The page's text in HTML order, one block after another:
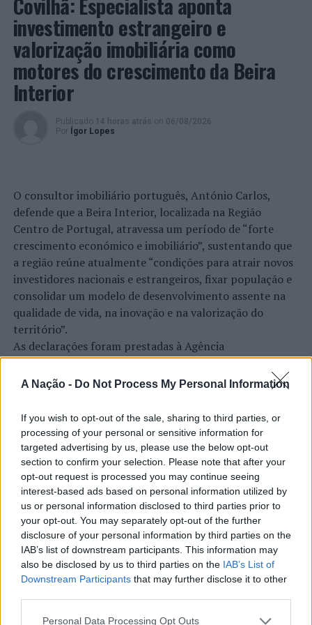
A Nação - Do Not Process My Personal Information
If you wish to opt-out of the sale, sharing to third parties, or
processing of your personal or sensitive information for
targeted advertising by us, please use the below opt-out
section to confirm your selection. Please note that after your
opt-out request is processed you may continue seeing
interest-based ads based on personal information utilized by
us or personal information disclosed to third parties prior to
your opt-out. You may separately opt-out of the further
disclosure of your personal information by third parties on the
IAB’s list of downstream participants. This information may
also be disclosed by us to third parties on the IAB’s List of
Downstream Participants that may further disclose it to other
Personal Data Processing Opt Outs
13h00 e das 14h00 às 18h00.
Nos últimos anos, a cidade de Viana do Castelo tem sido
palco de várias competições de Voleibol – Final 4 da
Taça de Portugal (masculinos e femininos), por
exemplo, sendo ainda local privilegiado de estágio das
seleções nacionais.
Foto: CMVC.
VIANA DO CASTELO
VOLEIBOL
PRÓXIMO
Vagos “pedala” para o futuro
Braga: Detido por posse de arma proibida
investimento estrangeiro e
valorização imobiliária como
motores do crescimento da Beira
Interior
Publicado 14 horas atrás on 06/08/2026
Por
Ígor Lopes
O consultor imobiliário português, António Carlos,
defende que a Beira Interior, localizada na Região
Centro de Portugal, atravessa um período de “forte
crescimento económico e imobiliário”, sustentando que
a região reúne atualmente “condições para atrair novos
investidores nacionais e estrangeiros, fixar população e
consolidar um modelo de desenvolvimento assente na
qualidade de vida, na inovação e na valorização do
território”.
As declarações foram prestadas à Agência
Incomparáveis no âmbito de mais uma edição da Feira de
São Tiago, que decorreu entre os dias 16 e 26 de julho,
certames populares de Portugal. Com origens medievais
e realizada anualmente na “Cidade Neve”, a feira conjuga
tradição, atividade económica, comércio, gastronomia,
animação cultural e divulgação empresarial,
constituindo um dos principais momentos de promoção
do município e da Beira Interior.
Para António Carlos, o crescimento alcançado ao longo
dos últimos anos representa o cumprimento dos
objetivos que traçou quando iniciou o seu percurso no
setor imobiliário. O empresário considera que o
ATUALIDADE
Rio de Janeiro: Governo do Estado
propõe parceria com a FUNCEX para
“reforçar inteligência sobre
comércio exterior”
Publicado 14 horas atrás on 06/08/2026